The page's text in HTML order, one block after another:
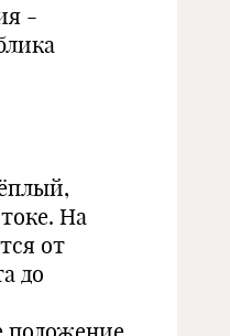
-
На
от
до